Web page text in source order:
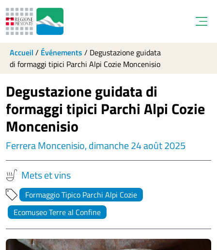
Accueil / Événements / Degustazione guidata
di formaggi tipici Parchi Alpi Cozie Moncenisio
Degustazione guidata di
formaggi tipici Parchi Alpi Cozie
Moncenisio
Ferrera Moncenisio, dimanche 24 août 2025
Mets et vins
Formaggio Tipico Parchi Alpi Cozie
Ecomuseo Terre al Confine